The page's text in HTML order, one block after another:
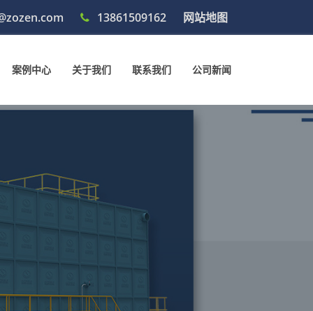
13861509162 网站地图
案例中心 关于我们 联系我们 公司新闻